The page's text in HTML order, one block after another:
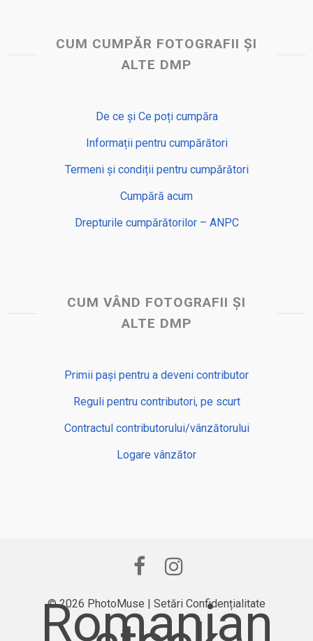
CUM CUMPĂR FOTOGRAFII ȘI
ALTE DMP
De ce și Ce poți cumpăra
Informații pentru cumpărători
Termeni și condiții pentru cumpărători
Cumpără acum
Drepturile cumpărătorilor – ANPC
CUM VÂND FOTOGRAFII ȘI
ALTE DMP
Primii pași pentru a deveni contributor
Reguli pentru contributori, pe scurt
Contractul contributorului/vânzătorului
Logare vânzător
© 2026 PhotoMuse | Setări Confidențialitate
Romanian